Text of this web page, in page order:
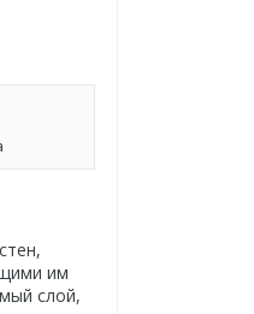
им
слой,